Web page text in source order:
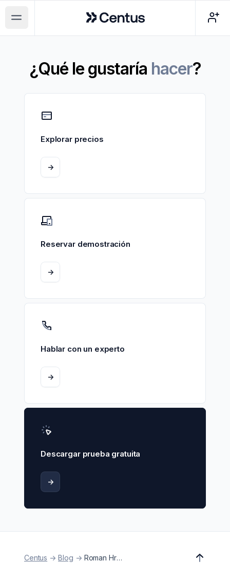
Open main menu
Centus
¿Qué le gustaría hacer?
Explorar precios
->
Reservar demostración
->
Hablar con un experto
->
Descargar prueba gratuita
->
Centus -> Blog -> Roman Hresko